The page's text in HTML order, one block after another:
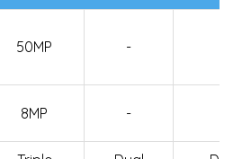
50MP -
8MP -